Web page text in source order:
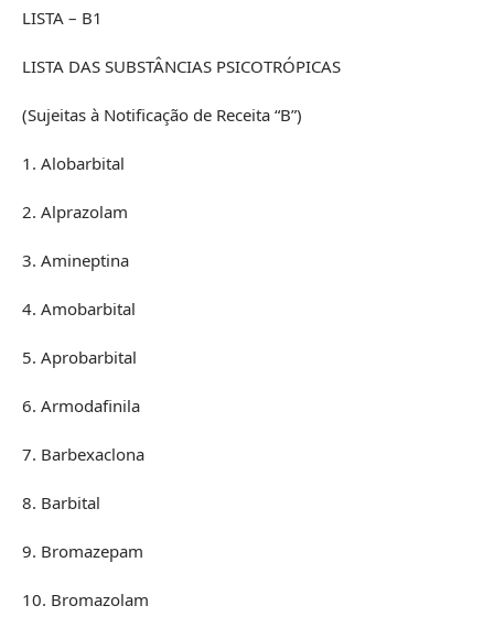
LISTA – B1
LISTA DAS SUBSTÂNCIAS PSICOTRÓPICAS
(Sujeitas à Notificação de Receita “B”)
1. Alobarbital
2. Alprazolam
3. Amineptina
4. Amobarbital
5. Aprobarbital
6. Armodafinila
7. Barbexaclona
8. Barbital
9. Bromazepam
10. Bromazolam